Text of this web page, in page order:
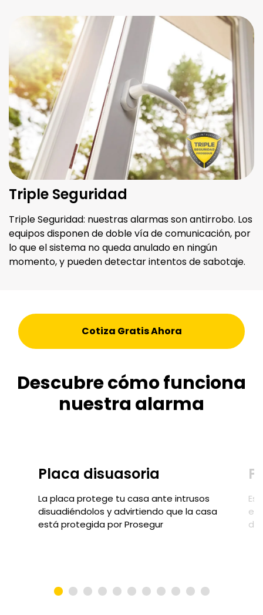
Triple Seguridad
Triple Seguridad: nuestras alarmas son antirrobo. Los
equipos disponen de doble vía de comunicación, por
lo que el sistema no queda anulado en ningún
momento, y pueden detectar intentos de sabotaje.
Cotiza Gratis Ahora
Descubre cómo funciona
nuestra alarma
Placa disuasoria
La placa protege tu casa ante intrusos
disuadiéndolos y advirtiendo que la casa
está protegida por Prosegur
Es
de